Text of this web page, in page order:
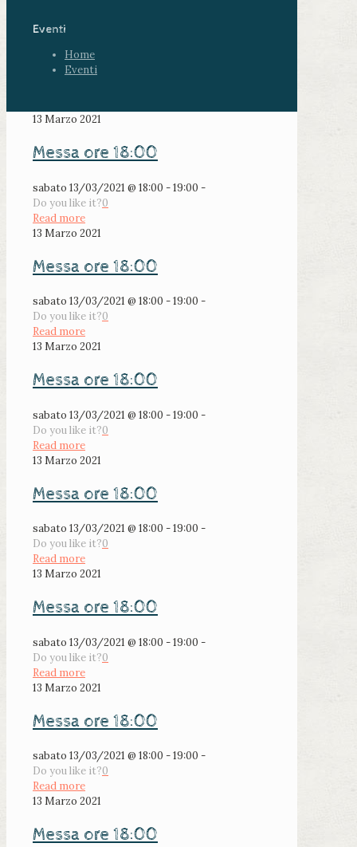
Eventi
Home
Eventi
13 Marzo 2021
Messa ore 18:00
sabato 13/03/2021 @ 18:00 - 19:00 -
Do you like it?0
Read more
13 Marzo 2021
Messa ore 18:00
sabato 13/03/2021 @ 18:00 - 19:00 -
Do you like it?0
Read more
13 Marzo 2021
Messa ore 18:00
sabato 13/03/2021 @ 18:00 - 19:00 -
Do you like it?0
Read more
13 Marzo 2021
Messa ore 18:00
sabato 13/03/2021 @ 18:00 - 19:00 -
Do you like it?0
Read more
13 Marzo 2021
Messa ore 18:00
sabato 13/03/2021 @ 18:00 - 19:00 -
Do you like it?0
Read more
13 Marzo 2021
Messa ore 18:00
sabato 13/03/2021 @ 18:00 - 19:00 -
Do you like it?0
Read more
13 Marzo 2021
Messa ore 18:00